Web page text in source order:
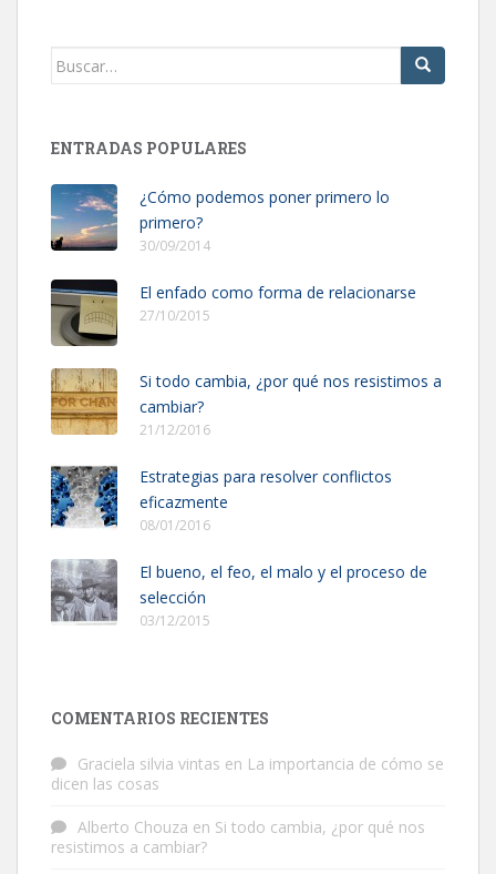
Buscar:
ENTRADAS POPULARES
¿Cómo podemos poner primero lo
primero?
30/09/2014
El enfado como forma de relacionarse
27/10/2015
Si todo cambia, ¿por qué nos resistimos a
cambiar?
21/12/2016
Estrategias para resolver conflictos
eficazmente
08/01/2016
El bueno, el feo, el malo y el proceso de
selección
03/12/2015
COMENTARIOS RECIENTES
Graciela silvia vintas en La importancia de cómo se
dicen las cosas
Alberto Chouza en Si todo cambia, ¿por qué nos
resistimos a cambiar?